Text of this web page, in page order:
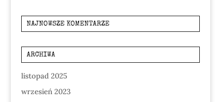
NAJNOWSZE KOMENTARZE
ARCHIWA
listopad 2025
wrzesień 2023